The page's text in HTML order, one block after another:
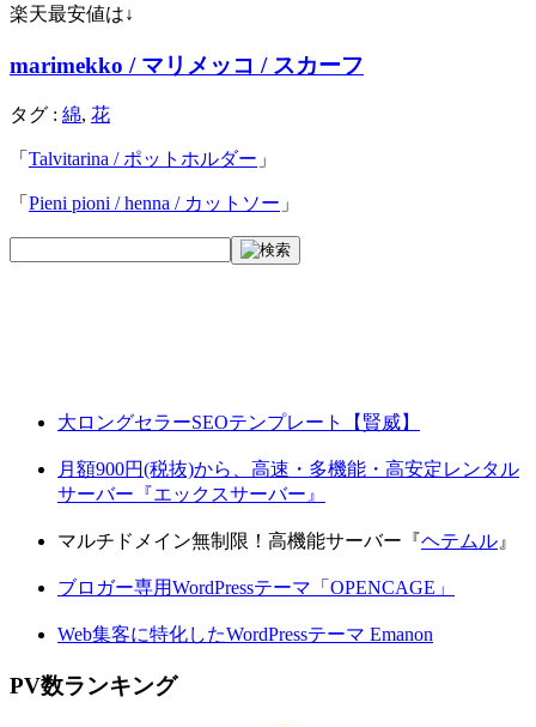
楽天最安値は↓
marimekko / マリメッコ / スカーフ
タグ : 綿, 花
「 Talvitarina / ポットホルダー 」
「 Pieni pioni / henna / カットソー 」
大ロングセラーSEOテンプレート【賢威】
月額900円(税抜)から、高速・多機能・高安定レンタル
サーバー『エックスサーバー』
マルチドメイン無制限！高機能サーバー『ヘテムル 』
ブロガー専用WordPressテーマ「OPENCAGE」
Web集客に特化したWordPressテーマ Emanon
PV数ランキング